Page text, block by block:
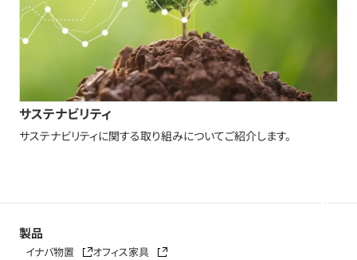
サステナビリティ
サステナビリティに関する取り組みについてご紹介します。
製品
イナバ物置 オフィス家具